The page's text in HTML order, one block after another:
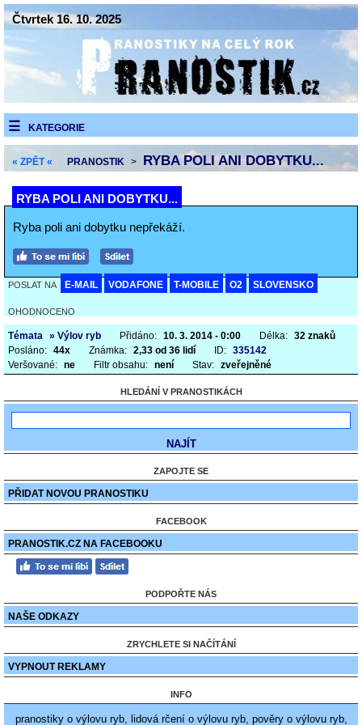
Čtvrtek 16. 10. 2025
KATEGORIE
« ZPĚT « PRANOSTIK > RYBA POLI ANI DOBYTKU...
RYBA POLI ANI DOBYTKU...
Ryba poli ani dobytku nepřekáží.
POSLAT NA E-MAIL VODAFONE T-MOBILE O2 SLOVENSKO
OHODNOCENO
Témata » Výlov ryb Přidáno: 10. 3. 2014 - 0:00 Délka: 32 znaků
Posláno: 44x Známka: 2,33 od 36 lidí ID: 335142
Veršované: ne Filtr obsahu: není Stav: zveřejněné
HLEDÁNÍ V PRANOSTIKÁCH
ZAPOJTE SE
PŘIDAT NOVOU PRANOSTIKU
FACEBOOK
PRANOSTIK.CZ NA FACEBOOKU
PODPOŘTE NÁS
NAŠE ODKAZY
ZRYCHLETE SI NAČÍTÁNÍ
VYPNOUT REKLAMY
INFO
pranostiky o výlovu ryb, lidová rčení o výlovu ryb, pověry o výlovu ryb,